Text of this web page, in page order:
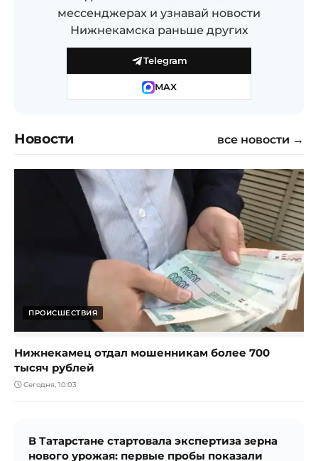
мессенджерах и узнавай новости
Нижнекамска раньше других
Telegram
MAX
Новости все новости →
ПРОИСШЕСТВИЯ
Нижнекамец отдал мошенникам более 700
тысяч рублей
Сегодня, 10:03
В Татарстане стартовала экспертиза зерна
нового урожая: первые пробы показали